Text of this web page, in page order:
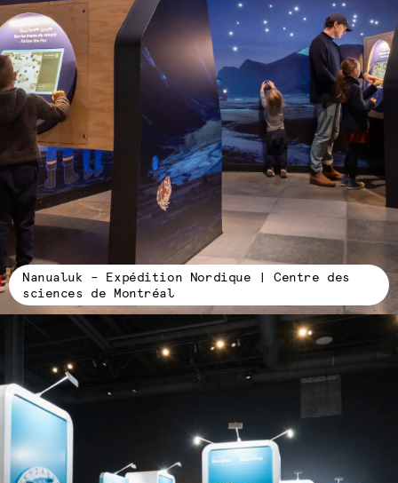
Nanualuk – Expédition Nordique | Centre des
sciences de Montréal